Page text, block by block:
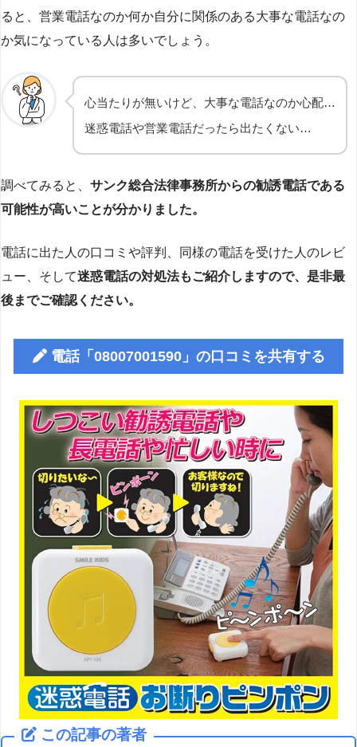
ると、営業電話なのか何か自分に関係のある大事な電話なの
か気になっている人は多いでしょう。
心当たりが無いけど、大事な電話なのか心配…
迷惑電話や営業電話だったら出たくない…
調べてみると、 サンク総合法律事務所からの勧誘電話である
可能性が高いことが分かりました。
電話に出た人の口コミや評判、同様の電話を受けた人のレビ
ュー、そして迷惑電話の対処法もご紹介しますので、是非最
後までご確認ください。
電話「08007001590」の口コミを共有する
この記事の著者